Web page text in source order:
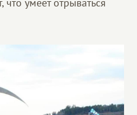
умеет отрываться